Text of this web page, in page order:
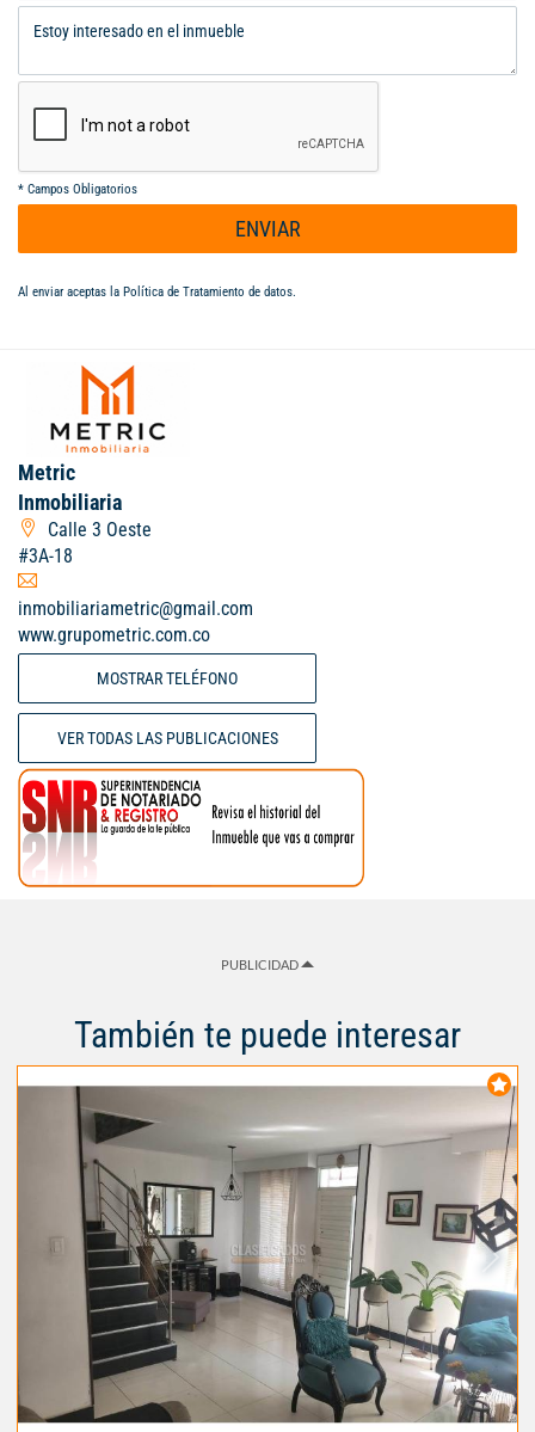
* Campos Obligatorios
ENVIAR
Al enviar aceptas la Política de Tratamiento de datos.
Metric
Inmobiliaria
Calle 3 Oeste
#3A-18
inmobiliariametric@gmail.com
www.grupometric.com.co
MOSTRAR TELÉFONO
VER TODAS LAS PUBLICACIONES
PUBLICIDAD
También te puede interesar